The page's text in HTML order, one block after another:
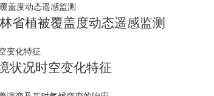
省植被覆盖度动态遥感监测
状况时空变化特征